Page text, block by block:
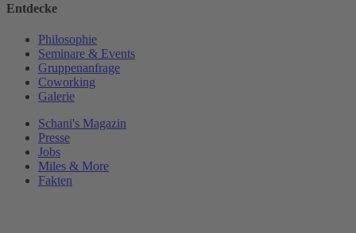
Entdecke
Philosophie
Seminare & Events
Gruppenanfrage
Coworking
Galerie
Schani's Magazin
Presse
Jobs
Miles & More
Fakten